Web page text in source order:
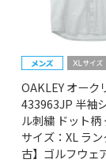
OAKLEY オーク
433963JP 半袖
ル刺繍 ドット柄
サイズ：XL ラ
古】ゴルフウェ